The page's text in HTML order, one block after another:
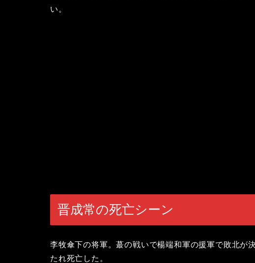
い。
晋成常の死亡シーン
李牧傘下の将軍。蕞の戦いで楊端和軍の援軍で敗北が
たれ死亡した。